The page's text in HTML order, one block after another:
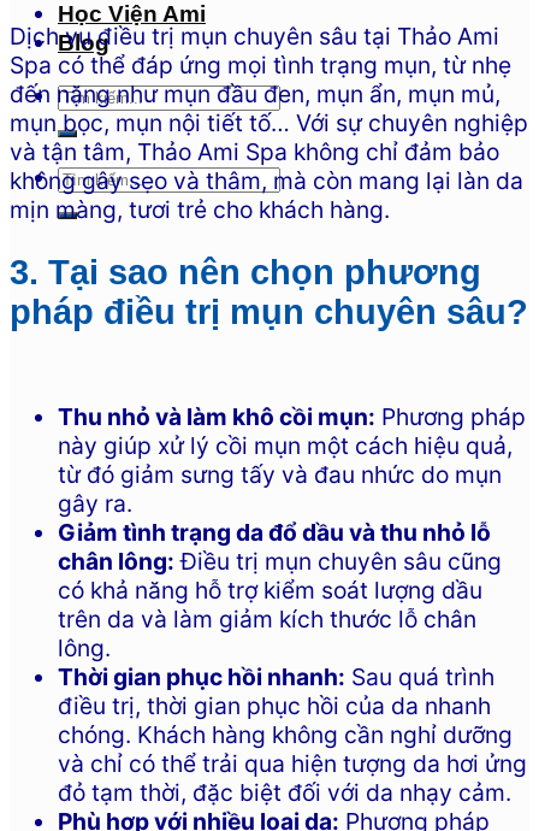
Học Viện Ami
Blog
Dịch vụ điều trị mụn chuyên sâu tại Thảo Ami
Spa có thể đáp ứng mọi tình trạng mụn, từ nhẹ
đến nặng như mụn đầu đen, mụn ẩn, mụn mủ,
mụn bọc, mụn nội tiết tố… Với sự chuyên nghiệp
và tận tâm, Thảo Ami Spa không chỉ đảm bảo
không gây sẹo và thâm, mà còn mang lại làn da
mịn màng, tươi trẻ cho khách hàng.
3. Tại sao nên chọn phương
pháp điều trị mụn chuyên sâu?
Thu nhỏ và làm khô cồi mụn: Phương pháp
này giúp xử lý cồi mụn một cách hiệu quả,
từ đó giảm sưng tấy và đau nhức do mụn
gây ra.
Giảm tình trạng da đổ dầu và thu nhỏ lỗ
chân lông: Điều trị mụn chuyên sâu cũng
có khả năng hỗ trợ kiểm soát lượng dầu
trên da và làm giảm kích thước lỗ chân
lông.
Thời gian phục hồi nhanh: Sau quá trình
điều trị, thời gian phục hồi của da nhanh
chóng. Khách hàng không cần nghỉ dưỡng
và chỉ có thể trải qua hiện tượng da hơi ửng
đỏ tạm thời, đặc biệt đối với da nhạy cảm.
Phù hợp với nhiều loại da: Phương pháp